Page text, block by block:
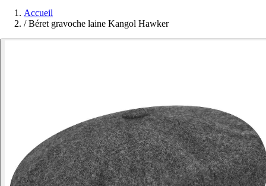
Accueil
/ Béret gravoche laine Kangol Hawker